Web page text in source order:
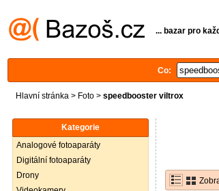
... bazar pro
Co:
Hlavní stránka > Foto > speedbooster viltrox
Kategorie
Analogové fotoaparáty
Digitální fotoaparáty
Drony